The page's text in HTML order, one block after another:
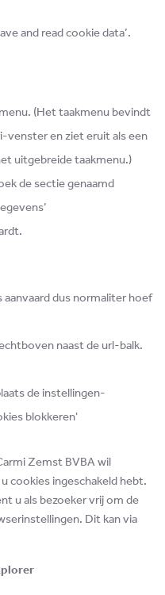
and read cookie data’.
(Het taakmenu bevindt
venster en ziet eruit als een
uitgebreide taakmenu.)
de sectie genaamd
aanvaard dus normaliter hoef
naast de url-balk.
de instellingen-
blokkeren'
Zemst BVBA wil
cookies ingeschakeld hebt.
u als bezoeker vrij om de
Dit kan via